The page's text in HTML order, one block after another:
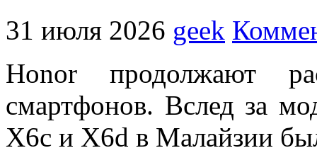
31 июля 2026 geek
Honor продолжают
смартфонов. Вслед за
X6c и X6d в Малайзии